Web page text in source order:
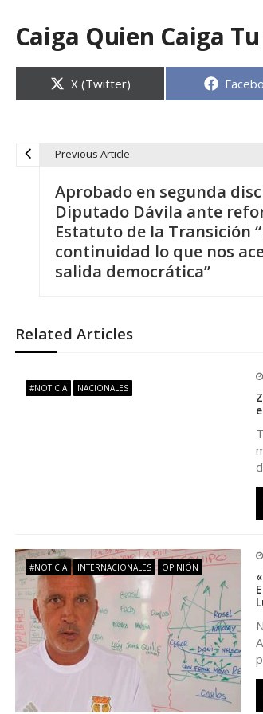
Caiga Quien Caiga
Compartir
en
X (Twitter)
g
a
d
e
e
n
Previous Article
Aprobado en segunda
Diputado Dávila ante
Estatuto de la Transición
continuidad lo que nos
salida democrática”
Related Articles
#NOTICIA NACIONALES
#NOTICIA INTERNACIONALES OPINIÓN